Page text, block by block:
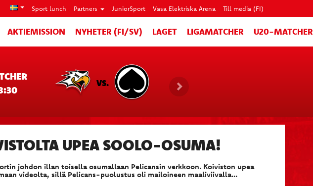
Sport lunch Partners JuniorSport Vasa Elektriska Arena Till media (FI)
AKTIEMISSION NYHETER (FI/SV) LAGET LIGAMATCHER U20-MATCHER
VS.
UPEA SOOLO-OSUMA!
johdon illan toisella osumallaan Pelicansin verkkoon. Koiviston upea
videolta, sillä Pelicans-puolustus oli mailoineen maaliviivalla...